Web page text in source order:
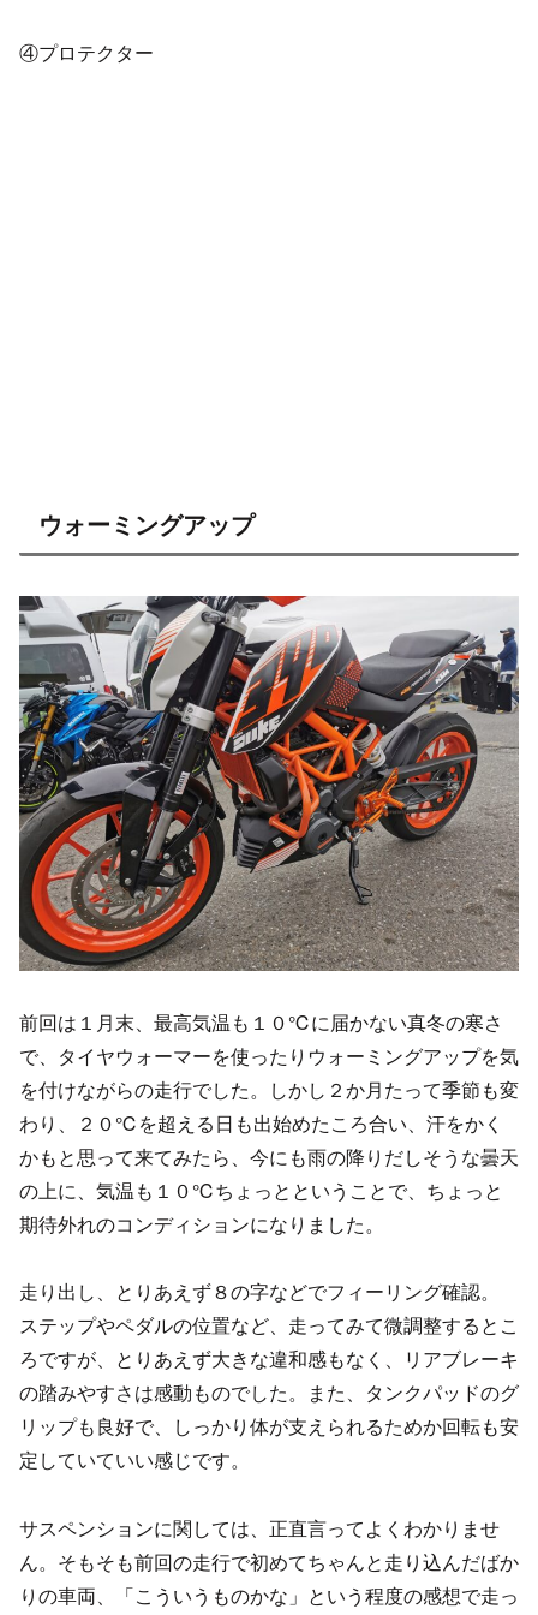
④プロテクター
ウォーミングアップ
前回は１月末、最高気温も１０℃に届かない真冬の寒さ
で、タイヤウォーマーを使ったりウォーミングアップを気
を付けながらの走行でした。しかし２か月たって季節も変
わり、２０℃を超える日も出始めたころ合い、汗をかく
かもと思って来てみたら、今にも雨の降りだしそうな曇天
の上に、気温も１０℃ちょっとということで、ちょっと
期待外れのコンディションになりました。
走り出し、とりあえず８の字などでフィーリング確認。
ステップやペダルの位置など、走ってみて微調整するとこ
ろですが、とりあえず大きな違和感もなく、リアブレーキ
の踏みやすさは感動ものでした。また、タンクパッドのグ
リップも良好で、しっかり体が支えられるためか回転も安
定していていい感じです。
サスペンションに関しては、正直言ってよくわかりませ
ん。そもそも前回の走行で初めてちゃんと走り込んだばか
りの車両、「こういうものかな」という程度の感想で走っ